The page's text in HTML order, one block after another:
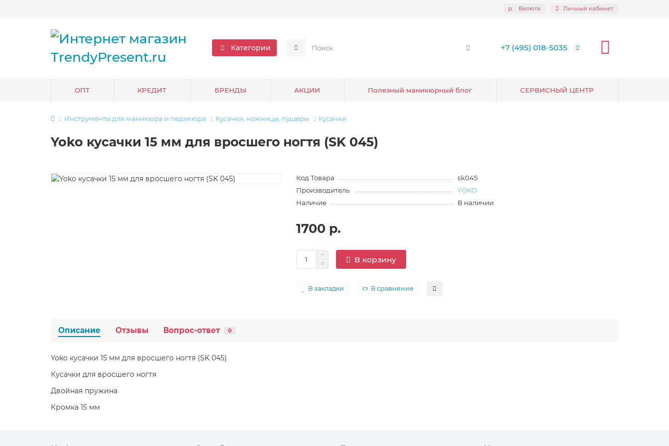
р. Валюта Личный кабинет
Категории +7 (495) 018-5035
ОПТ КРЕДИТ БРЕНДЫ АКЦИИ Полезный маникюрный блог СЕРВИСНЫЙ ЦЕНТР
Инструменты для маникюра и педикюра Кусачки, ножницы, пушеры Кусачки
Yoko кусачки 15 мм для вросшего ногтя (SK 045)
Код Товара
sk045
Производитель
YOKO
Наличие
В наличии
1700 р.
В корзину
В закладки В сравнение
Описание Отзывы Вопрос-ответ 0
Yoko кусачки 15 мм для вросшего ногтя (SK 045)
Кусачки для вросшего ногтя
Двойная пружина
Кромка 15 мм